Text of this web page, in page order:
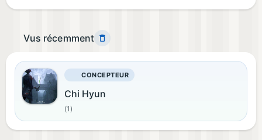
Vus récemment
CONCEPTEUR
Chi Hyun
(1)